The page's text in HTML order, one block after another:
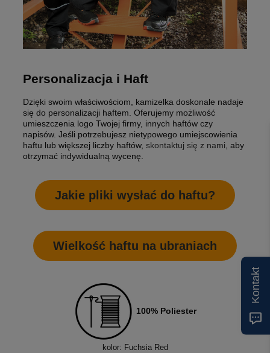
Personalizacja i Haft
Dzięki swoim właściwościom, kamizelka doskonale nadaje
się do personalizacji haftem. Oferujemy możliwość
umieszczenia logo Twojej firmy, innych haftów czy
napisów. Jeśli potrzebujesz nietypowego umiejscowienia
haftu lub większej liczby haftów, skontaktuj się z nami , aby
otrzymać indywidualną wycenę.
Jakie pliki wysłać do haftu?
Wielkość haftu na ubraniach
100% Poliester
kolor: Fuchsia Red
Kontakt